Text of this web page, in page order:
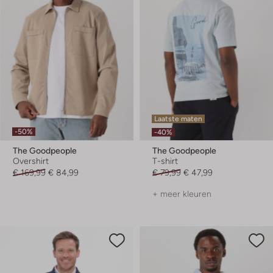
-50%
The Goodpeople
Overshirt
€ 169,99 € 84,99
Laatste maten
-40%
The Goodpeople
T-shirt
€ 79,99 € 47,99
+ meer kleuren